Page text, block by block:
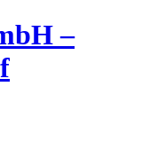
–